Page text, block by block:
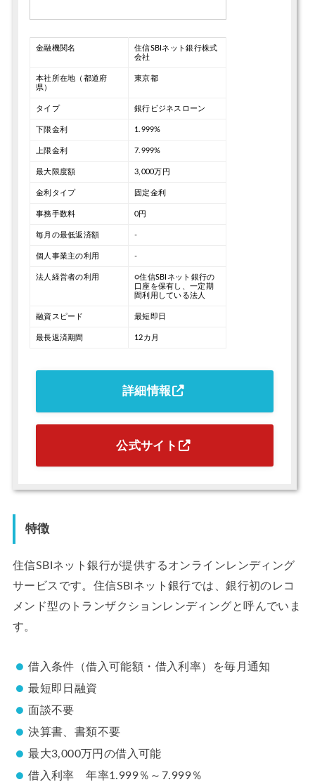
金融機関名
住信SBIネット銀行株式
会社
本社所在地（都道府
県）
東京都
タイプ 銀行ビジネスローン
下限金利 1.999%
上限金利 7.999%
最大限度額 3,000万円
金利タイプ 固定金利
事務手数料 0円
毎月の最低返済額 -
個人事業主の利用 -
法人経営者の利用
○住信SBIネット銀行の
口座を保有し、一定期
間利用している法人
融資スピード 最短即日
最長返済期間 12カ月
詳細情報
公式サイト
特徴
住信SBIネット銀行が提供するオンラインレンディング
サービスです。住信SBIネット銀行では、銀行初のレコ
メンド型のトランザクションレンディングと呼んでいま
す。
借入条件（借入可能額・借入利率）を毎月通知
最短即日融資
面談不要
決算書、書類不要
最大3,000万円の借入可能
借入利率 年率1.999％～7.999％